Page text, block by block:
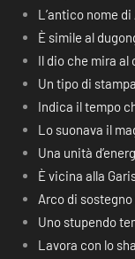
L’antico nome
È simile al
Il dio che mira al
Un tipo di
Indica il tempo
Lo suonava il
Una unità
È vicina alla
Arco di
Uno stupendo
Lavora con lo